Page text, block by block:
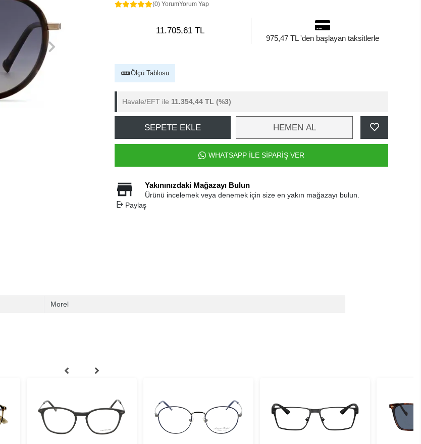
(0) YorumYorum Yap
11.705,61 TL
975,47 TL 'den başlayan taksitlerle
Ölçü Tablosu
Havale/EFT ile 11.354,44 TL (%3)
SEPETE EKLE HEMEN AL
WHATSAPP İLE SİPARİŞ VER
Yakınınızdaki Mağazayı Bulun
Ürünü incelemek veya denemek için size en yakın mağazayı bulun.
Paylaş
Morel